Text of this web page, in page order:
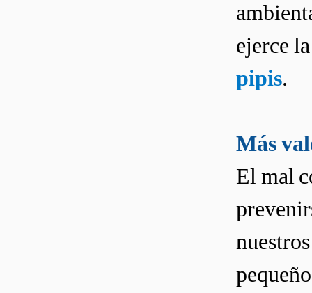
ejerce
pipis.
Más
El mal